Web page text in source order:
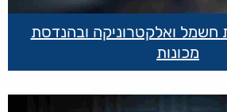
חשמל ואלקטרוניקה ובהנדסת
מכונות